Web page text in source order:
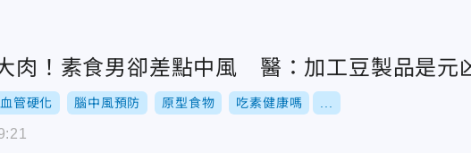
肉！素食男卻差點中風 醫：加工豆製品是元
血管硬化 腦中風預防 原型食物 吃素健康嗎